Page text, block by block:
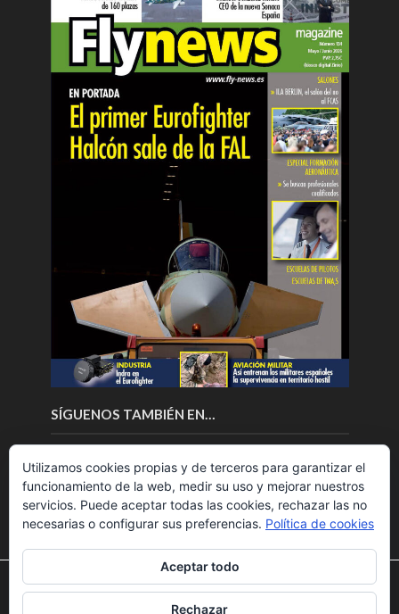
SÍGUENOS TAMBIÉN EN…
Utilizamos cookies para ofrecerte la mejor experiencia en
nuestra web.
Utilizamos cookies propias y de terceros para garantizar el
funcionamiento de la web, medir su uso y mejorar nuestros
servicios. Puede aceptar todas las cookies, rechazar las no
necesarias o configurar sus preferencias. Política de cookies
Aceptar todo
Rechazar